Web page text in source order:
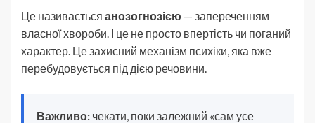
Це називається анозогнозією — запереченням
власної хвороби. І це не просто впертість чи поганий
характер. Це захисний механізм психіки, яка вже
перебудовується під дією речовини.
Важливо: чекати, поки залежний «сам усе